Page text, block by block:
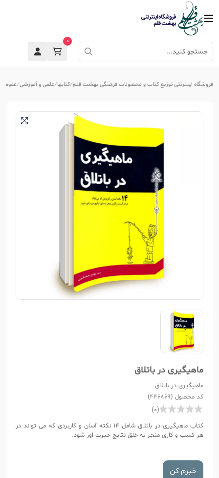
0
فروشگاه اینترنتی توزیع کتاب و محصولات فرهنگی بهشت قلم کتابها علمی و آموزشی عمومی
ماهیگیری در باتلاق
ماهیگیری در باتلاق
کد محصول (446869)
(0)
کتاب ماهیگیری در باتلاق شامل 14 نکته آسان و کاربردی که می تواند در
هر کسب و کاری منجر به خلق نتایج حیرت اور شود.
خبرم کن